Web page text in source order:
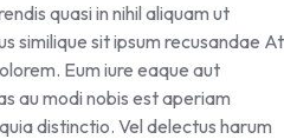
quasi in nihil aliquam ut
similique sit ipsum recusandae At
Eum iure eaque aut
au modi nobis est aperiam
distinctio. Vel delectus harum